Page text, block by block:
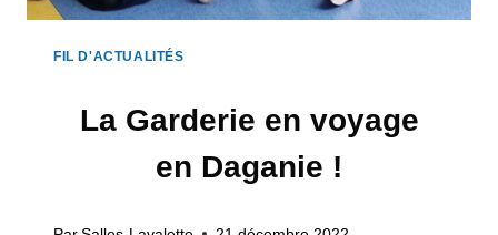
FIL D'ACTUALITÉS
La Garderie en voyage
en Daganie !